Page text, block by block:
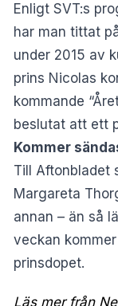
Enligt SVT:s
har man tittat
under 2015 av
prins Nicolas
kommande
beslutat att ett
Kommer
Till Aftonbladet
Margareta
annan – än så
veckan
prinsdopet.
Läs mer från